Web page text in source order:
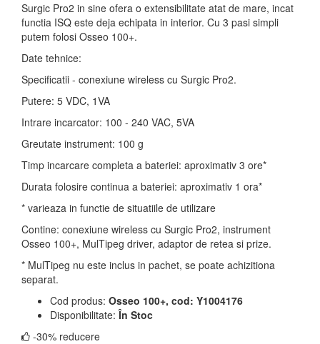
Surgic Pro2 in sine ofera o extensibilitate atat de mare, incat
functia ISQ este deja echipata in interior. Cu 3 pasi simpli
putem folosi Osseo 100+.
Date tehnice:
Specificatii - conexiune wireless cu Surgic Pro2.
Putere: 5 VDC, 1VA
Intrare incarcator: 100 - 240 VAC, 5VA
Greutate instrument: 100 g
Timp incarcare completa a bateriei: aproximativ 3 ore*
Durata folosire continua a bateriei: aproximativ 1 ora*
* varieaza in functie de situatiile de utilizare
Contine: conexiune wireless cu Surgic Pro2, instrument
Osseo 100+, MulTipeg driver, adaptor de retea si prize.
* MulTipeg nu este inclus in pachet, se poate achizitiona
separat.
Cod produs: Osseo 100+, cod: Y1004176
Disponibilitate: În Stoc
-30% reducere